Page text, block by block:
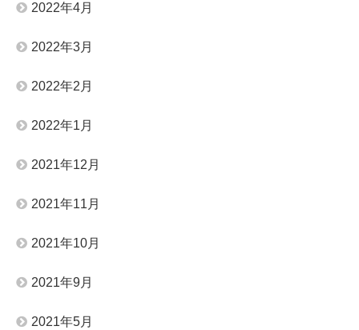
2022年4月
2022年3月
2022年2月
2022年1月
2021年12月
2021年11月
2021年10月
2021年9月
2021年5月